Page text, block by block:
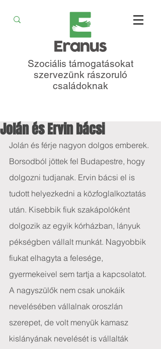
Szociális támogatásokat
szervezünk rászoruló
családoknak
Jolán és Ervin bácsi
Jolán és férje nagyon dolgos emberek.
Borsodból jöttek fel Budapestre, hogy
dolgozni tudjanak. Ervin bácsi el is
tudott helyezkedni a közfoglalkoztatás
után. Kisebbik fiuk szakápolóként
dolgozik az egyik kórházban, lányuk
pékségben vállalt munkát. Nagyobbik
fiukat elhagyta a felesége,
gyermekeivel sem tartja a kapcsolatot.
A nagyszülők nem csak unokáik
nevelésében vállalnak oroszlán
szerepet, de volt menyük kamasz
kislányának nevelését is vállalták